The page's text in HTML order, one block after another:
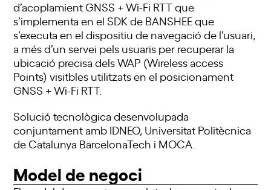
d’acoplamient GNSS + Wi-Fi RTT que
s’implementa en el SDK de BANSHEE que
s’executa en el dispositiu de navegació de l’usuari,
a més d’un servei pels usuaris per recuperar la
ubicació precisa dels WAP (Wireless access
Points) visitbles utilitzats en el posicionament
GNSS + Wi-Fi RTT.
Solució tecnològica desenvolupada
conjuntament amb IDNEO, Universitat Politècnica
de Catalunya BarcelonaTech i MOCA.
Model de negoci